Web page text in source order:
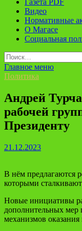
Газета PDF
Видео
Нормативные
О Магасе
Социальная
Найти:
Главное меню
Политика
Андрей
рабочей
Президенту
21.12.2023
В нём предлагаются
которыми
Новые инициативы
дополнительных
механизмов